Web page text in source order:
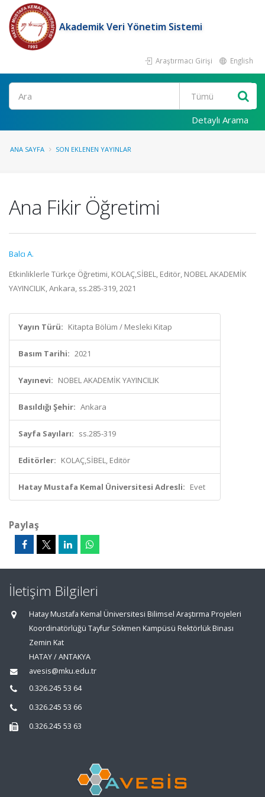
Akademik Veri Yönetim Sistemi
Araştırmacı Girişi English
Ara
Detaylı Arama
ANA SAYFA SON EKLENEN YAYINLAR
Ana Fikir Öğretimi
Balcı A.
Etkinliklerle Türkçe Öğretimi, KOLAÇ,SİBEL, Editör, NOBEL AKADEMİK
YAYINCILIK, Ankara, ss.285-319, 2021
Yayın Türü: Kitapta Bölüm / Mesleki Kitap
Basım Tarihi: 2021
Yayınevi: NOBEL AKADEMİK YAYINCILIK
Basıldığı Şehir: Ankara
Sayfa Sayıları: ss.285-319
Editörler: KOLAÇ,SİBEL, Editör
Hatay Mustafa Kemal Üniversitesi Adresli: Evet
Paylaş
İletişim Bilgileri
Hatay Mustafa Kemal Üniversitesi Bilimsel Araştırma Projeleri
Koordinatörlüğü Tayfur Sökmen Kampüsü Rektörlük Binası
Zemin Kat
HATAY / ANTAKYA
avesis@mku.edu.tr
0.326.245 53 64
0.326.245 53 66
0.326.245 53 63